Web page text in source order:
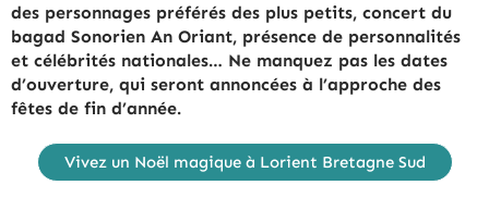
des personnages préférés des plus petits, concert du
bagad Sonorien An Oriant, présence de personnalités
et célébrités nationales… Ne manquez pas les dates
d’ouverture, qui seront annoncées à l’approche des
fêtes de fin d’année.
Vivez un Noël magique à Lorient Bretagne Sud